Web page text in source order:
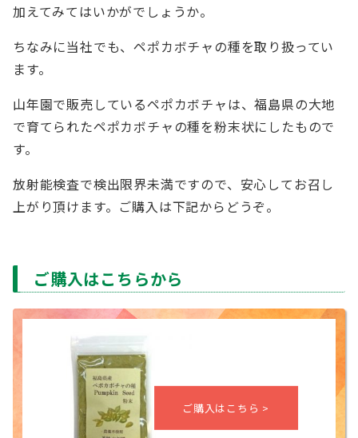
加えてみてはいかがでしょうか。
ちなみに当社でも、ペポカボチャの種を取り扱ってい
ます。
山年園で販売しているペポカボチャは、福島県の大地
で育てられたペポカボチャの種を粉末状にしたもので
す。
放射能検査で検出限界未満ですので、安心してお召し
上がり頂けます。ご購入は下記からどうぞ。
ご購入はこちらから